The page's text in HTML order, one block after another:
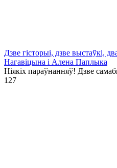
Дзве гісторыі, дзве выстаўкі,
Нагавіцына і Алена Паплыка
Ніякіх параўнанняў! Дзве
1 27